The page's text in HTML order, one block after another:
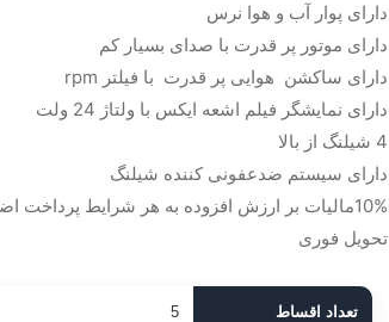
دارای پوار آب و هوا نرس
دارای موتور پر قدرت با صدای بسیار کم
دارای ساکشن هوایی پر قدرت با فیلتر rpm
دارای نمایشگر فیلم اشعه ایکس با ولتاژ 24 ولت
4 شیلنگ از بالا
دارای سیستم ضدعفونی کننده شیلنگ
10%مالیات بر ارزش افزوده به هر شرایط پرداخت اضافه میشود
تحویل فوری
تعداد اقساط 5